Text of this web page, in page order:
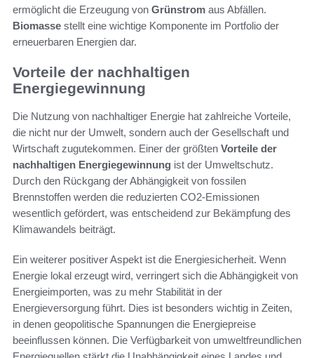
ermöglicht die Erzeugung von Grünstrom aus Abfällen.
Biomasse stellt eine wichtige Komponente im Portfolio der
erneuerbaren Energien dar.
Vorteile der nachhaltigen
Energiegewinnung
Die Nutzung von nachhaltiger Energie hat zahlreiche Vorteile,
die nicht nur der Umwelt, sondern auch der Gesellschaft und
Wirtschaft zugutekommen. Einer der größten Vorteile der
nachhaltigen Energiegewinnung ist der Umweltschutz.
Durch den Rückgang der Abhängigkeit von fossilen
Brennstoffen werden die reduzierten CO2-Emissionen
wesentlich gefördert, was entscheidend zur Bekämpfung des
Klimawandels beiträgt.
Ein weiterer positiver Aspekt ist die Energiesicherheit. Wenn
Energie lokal erzeugt wird, verringert sich die Abhängigkeit von
Energieimporten, was zu mehr Stabilität in der
Energieversorgung führt. Dies ist besonders wichtig in Zeiten,
in denen geopolitische Spannungen die Energiepreise
beeinflussen können. Die Verfügbarkeit von umweltfreundlichen